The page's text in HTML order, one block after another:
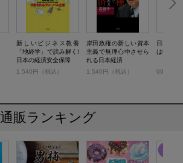
新しいビジネス教養
「地経学」で読み解く!
日本の経済安全保障
1,540円（税込）
岸田政権の新しい資本
主義で無理心中させら
れる日本経済
1,540円（税込）
日本人の
は韓国以
990円（
通販ランキング